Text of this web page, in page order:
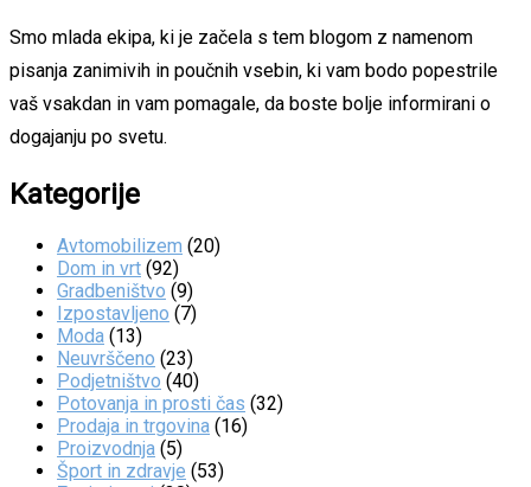
Smo mlada ekipa, ki je začela s tem blogom z namenom
pisanja zanimivih in poučnih vsebin, ki vam bodo popestrile
vaš vsakdan in vam pomagale, da boste bolje informirani o
dogajanju po svetu.
Kategorije
Avtomobilizem (20)
Dom in vrt (92)
Gradbeništvo (9)
Izpostavljeno (7)
Moda (13)
Neuvrščeno (23)
Podjetništvo (40)
Potovanja in prosti čas (32)
Prodaja in trgovina (16)
Proizvodnja (5)
Šport in zdravje (53)